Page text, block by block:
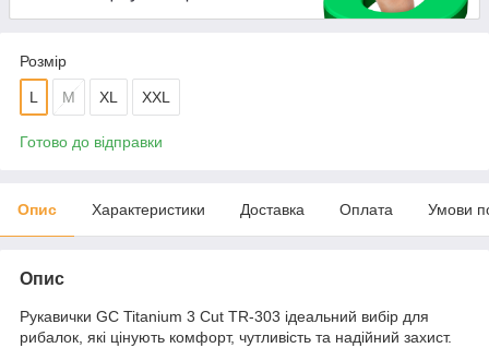
Розмір
L M XL XXL
Готово до відправки
Опис Характеристики Доставка Оплата Умови
Опис
Рукавички GC Titanium 3 Cut TR-303 ідеальний вибір для
рибалок, які цінують комфорт, чутливість та надійний захист.